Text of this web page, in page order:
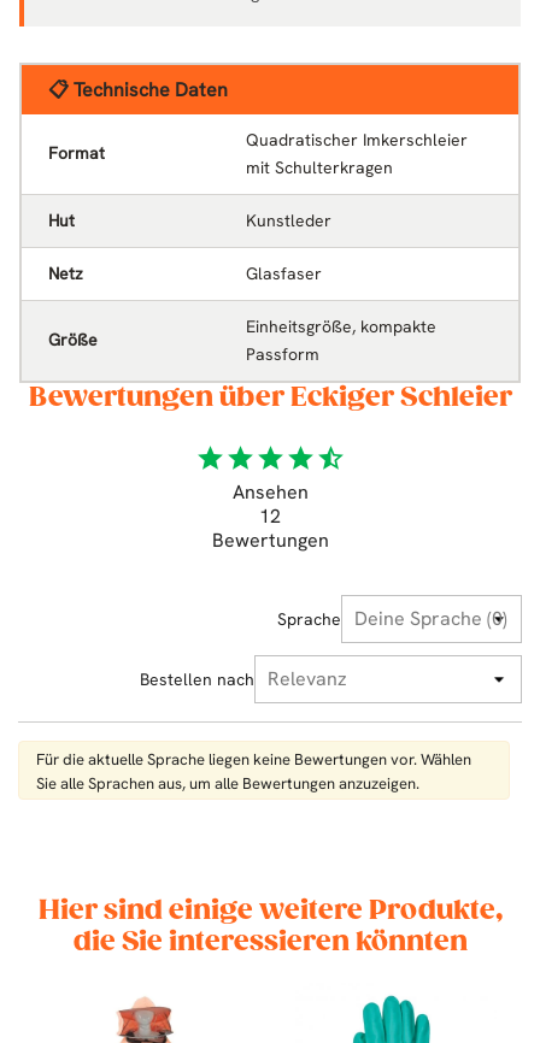
📋 Technische Daten
Format
Quadratischer Imkerschleier
mit Schulterkragen
Hut Kunstleder
Netz Glasfaser
Größe
Einheitsgröße, kompakte
Passform
Bewertungen über Eckiger Schleier
starstarstarstarstar_half
Ansehen
12
Bewertungen
Sprache
Bestellen nach
Für die aktuelle Sprache liegen keine Bewertungen vor. Wählen
Sie alle Sprachen aus, um alle Bewertungen anzuzeigen.
Hier sind einige weitere Produkte,
die Sie interessieren könnten